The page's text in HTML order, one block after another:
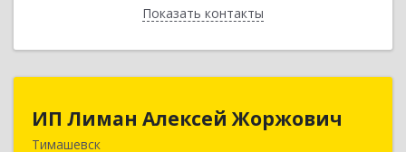
Показать контакты
Назад
ИП Лиман Алексей Жоржович
Тимашевск
ИП Лиман Алексей Жоржович
352731, Краснодарский край, Тимашевский р-н,